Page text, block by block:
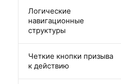
Логические
навигационные
структуры
Четкие кнопки призыва
к действию